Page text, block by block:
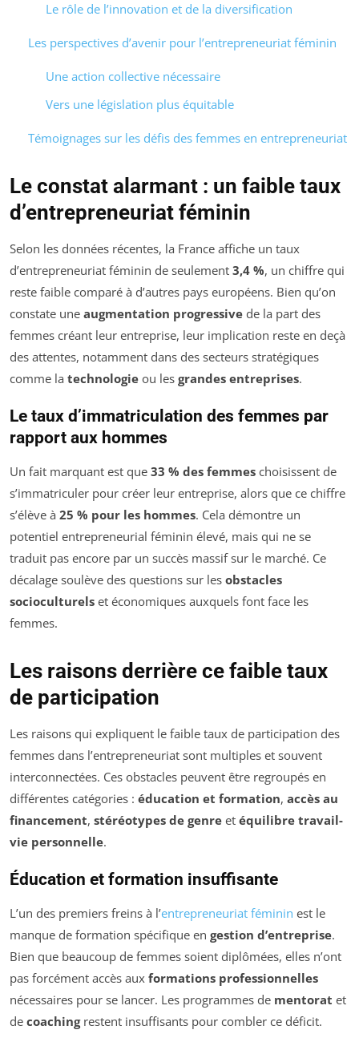
Le rôle de l’innovation et de la diversification
Les perspectives d’avenir pour l’entrepreneuriat féminin
Une action collective nécessaire
Vers une législation plus équitable
Témoignages sur les défis des femmes en entrepreneuriat
Le constat alarmant : un faible taux
d’entrepreneuriat féminin
Selon les données récentes, la France affiche un taux
d’entrepreneuriat féminin de seulement 3,4 %, un chiffre qui
reste faible comparé à d’autres pays européens. Bien qu’on
constate une augmentation progressive de la part des
femmes créant leur entreprise, leur implication reste en deçà
des attentes, notamment dans des secteurs stratégiques
comme la technologie ou les grandes entreprises.
Le taux d’immatriculation des femmes par
rapport aux hommes
Un fait marquant est que 33 % des femmes choisissent de
s’immatriculer pour créer leur entreprise, alors que ce chiffre
s’élève à 25 % pour les hommes. Cela démontre un
potentiel entrepreneurial féminin élevé, mais qui ne se
traduit pas encore par un succès massif sur le marché. Ce
décalage soulève des questions sur les obstacles
socioculturels et économiques auxquels font face les
femmes.
Les raisons derrière ce faible taux
de participation
Les raisons qui expliquent le faible taux de participation des
femmes dans l’entrepreneuriat sont multiples et souvent
interconnectées. Ces obstacles peuvent être regroupés en
différentes catégories : éducation et formation, accès au
financement, stéréotypes de genre et équilibre travail-
vie personnelle.
Éducation et formation insuffisante
L’un des premiers freins à l’entrepreneuriat féminin est le
manque de formation spécifique en gestion d’entreprise.
Bien que beaucoup de femmes soient diplômées, elles n’ont
pas forcément accès aux formations professionnelles
nécessaires pour se lancer. Les programmes de mentorat et
de coachingrestent insuffisants pour combler ce déficit.